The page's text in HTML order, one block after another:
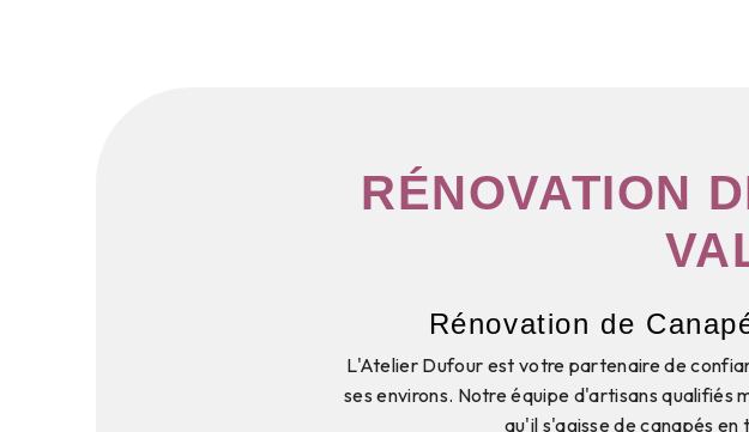
RÉNOVATION
Rénovation de
L'Atelier Dufour est votre partenaire de
ses environs. Notre équipe d'artisans
qu'il s'agisse de canapés en